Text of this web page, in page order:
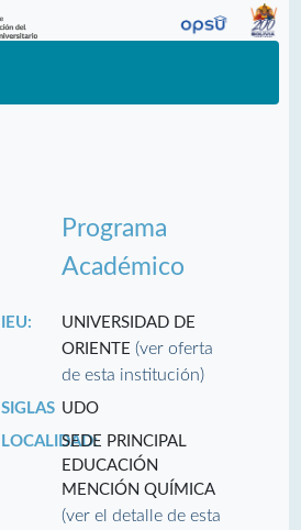
Programa
Académico
IEU:
UNIVERSIDAD DE
ORIENTE(ver oferta
de esta institución)
SIGLAS UDO
LOCALIDAD:SEDE PRINCIPAL
EDUCACIÓN
MENCIÓN QUÍMICA
(ver el detalle de esta